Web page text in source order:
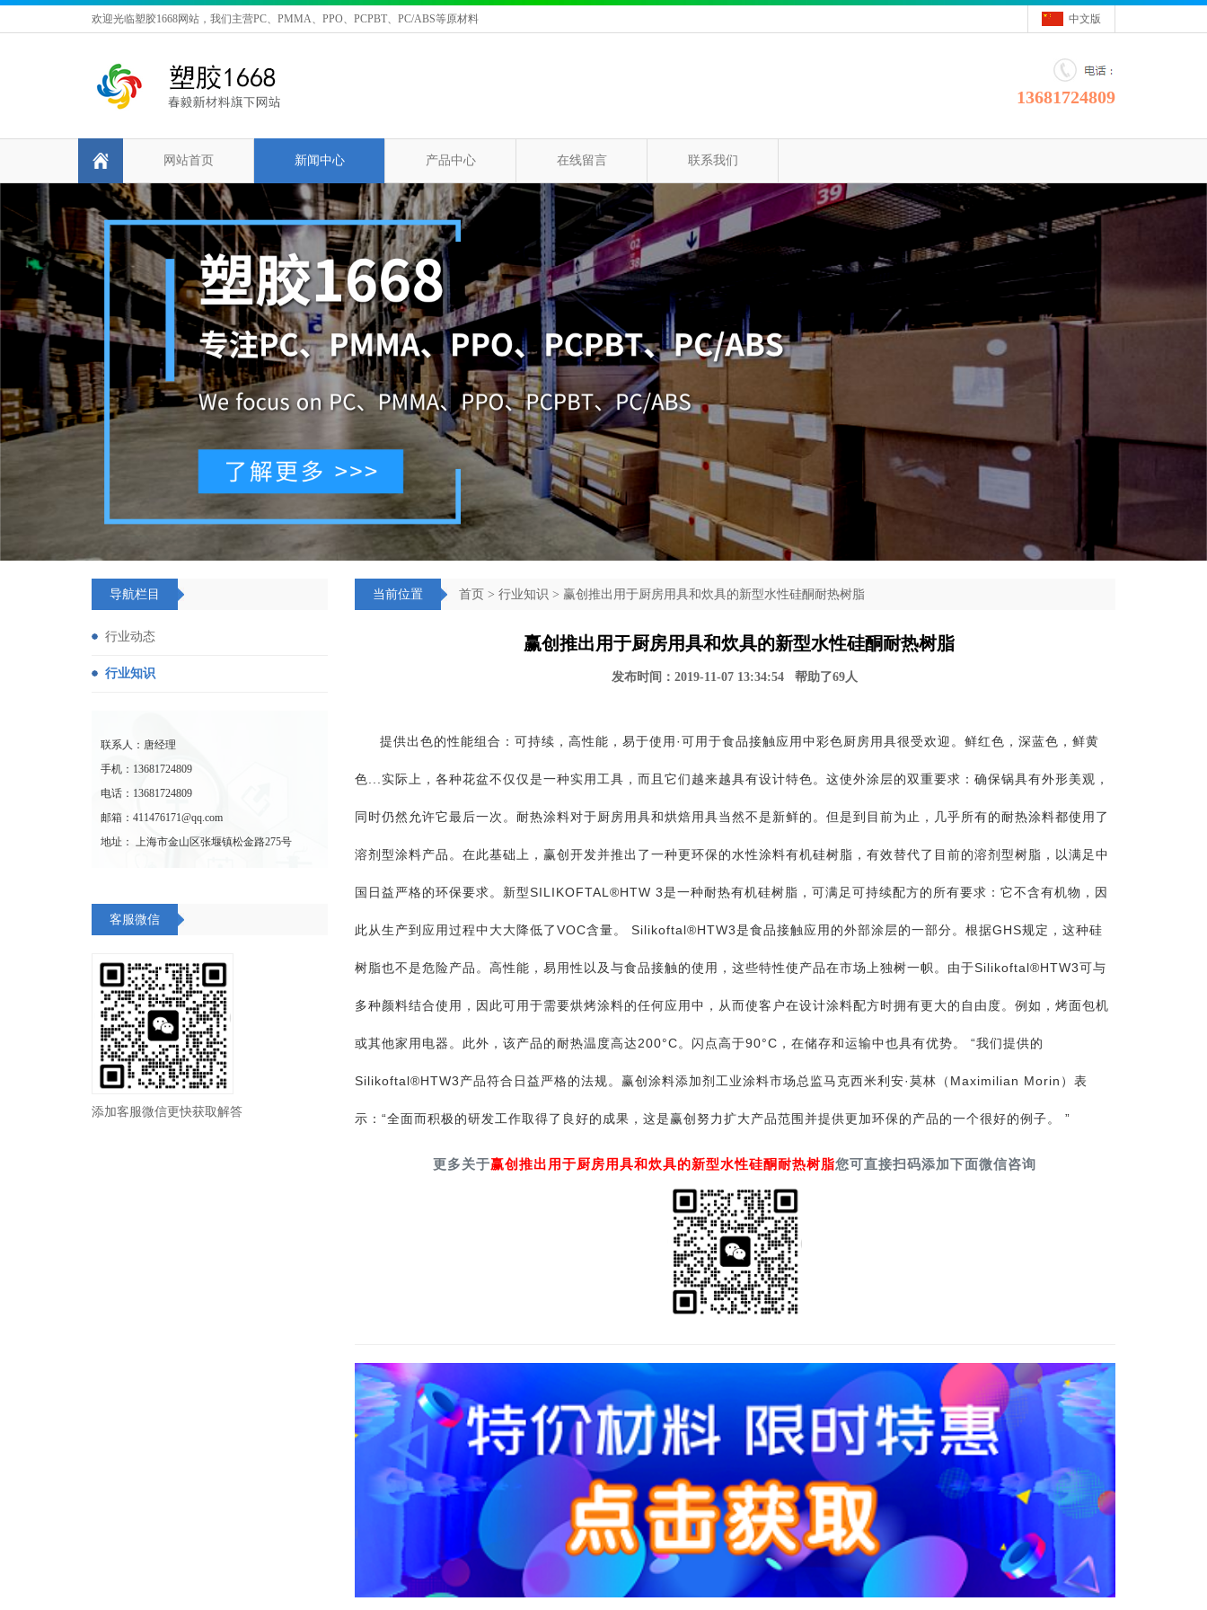
欢迎光临塑胶1668网站，我们主营PC、PMMA、PPO、PCPBT、PC/ABS等原材料 中文版
13681724809
网站首页 新闻中心 产品中心 在线留言 联系我们
当前位置 首页 > 行业知识 > 赢创推出用于厨房用具和炊具的新型水性硅酮耐热树脂
赢创推出用于厨房用具和炊具的新型水性硅酮耐热树脂
发布时间：2019-11-07 13:34:54 帮助了69人
提供出色的性能组合：可持续，高性能，易于使用·可用于食品接触应用中彩色厨房用具很受欢迎。鲜红色，深蓝色，鲜黄
色...实际上，各种花盆不仅仅是一种实用工具，而且它们越来越具有设计特色。这使外涂层的双重要求：确保锅具有外形美观，
同时仍然允许它最后一次。耐热涂料对于厨房用具和烘焙用具当然不是新鲜的。但是到目前为止，几乎所有的耐热涂料都使用了
溶剂型涂料产品。在此基础上，赢创开发并推出了一种更环保的水性涂料有机硅树脂，有效替代了目前的溶剂型树脂，以满足中
国日益严格的环保要求。新型SILIKOFTAL®HTW 3是一种耐热有机硅树脂，可满足可持续配方的所有要求：它不含有机物，因
此从生产到应用过程中大大降低了VOC含量。 Silikoftal®HTW3是食品接触应用的外部涂层的一部分。根据GHS规定，这种硅
树脂也不是危险产品。高性能，易用性以及与食品接触的使用，这些特性使产品在市场上独树一帜。由于Silikoftal®HTW3可与
多种颜料结合使用，因此可用于需要烘烤涂料的任何应用中，从而使客户在设计涂料配方时拥有更大的自由度。例如，烤面包机
或其他家用电器。此外，该产品的耐热温度高达200°C。闪点高于90°C，在储存和运输中也具有优势。 “我们提供的
Silikoftal®HTW3产品符合日益严格的法规。赢创涂料添加剂工业涂料市场总监马克西米利安·莫林（Maximilian Morin）表
示：“全面而积极的研发工作取得了良好的成果，这是赢创努力扩大产品范围并提供更加环保的产品的一个很好的例子。 ”
更多关于赢创推出用于厨房用具和炊具的新型水性硅酮耐热树脂您可直接扫码添加下面微信咨询
导航栏目
行业动态
行业知识
联系人：唐经理
手机：13681724809
电话：13681724809
邮箱：411476171@qq.com
地址： 上海市金山区张堰镇松金路275号
客服微信
添加客服微信更快获取解答